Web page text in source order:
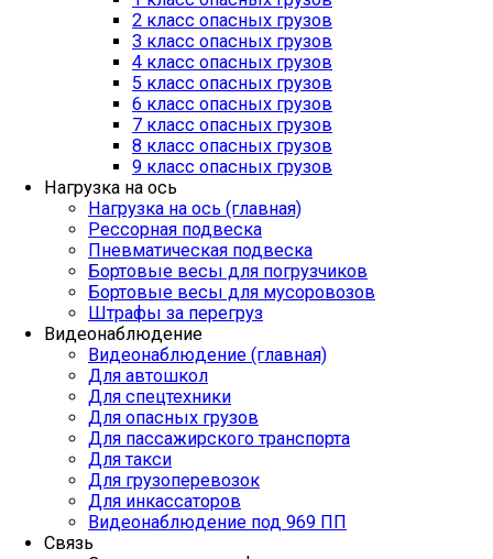
2 класс опасных грузов
3 класс опасных грузов
4 класс опасных грузов
5 класс опасных грузов
6 класс опасных грузов
7 класс опасных грузов
8 класс опасных грузов
9 класс опасных грузов
Нагрузка на ось
Нагрузка на ось (главная)
Рессорная подвеска
Пневматическая подвеска
Бортовые весы для погрузчиков
Бортовые весы для мусоровозов
Штрафы за перегруз
Видеонаблюдение
Видеонаблюдение (главная)
Для автошкол
Для спецтехники
Для опасных грузов
Для пассажирского транспорта
Для такси
Для грузоперевозок
Для инкассаторов
Видеонаблюдение под 969 ПП
Связь